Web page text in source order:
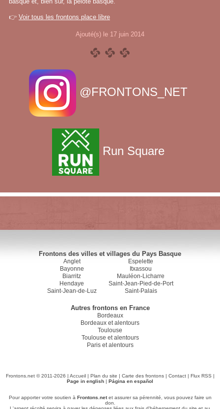
👉 Voir tous les frontons place libre
Ajouté(s) le 17 juin 2014
@FRONTONS_NET
Run Square
Frontons des villes et villages du Pays Basque
Anglet
Bayonne
Biarritz
Hendaye
Saint-Jean-de-Luz
Espelette
Itxassou
Mauléon-Licharre
Saint-Jean-Pied-de-Port
Saint-Palais
Autres frontons en France
Bordeaux
Bordeaux et alentours
Toulouse
Toulouse et alentours
Paris et alentours
Frontons.net © 2011-2026 | Accueil| Plan du site | Carte des frontons| Contact| Flux RSS |
Page in english | Página en español
Pour apporter votre soutien à Frontons.netet assurer sa pérennité, vous pouvez faire un
don.